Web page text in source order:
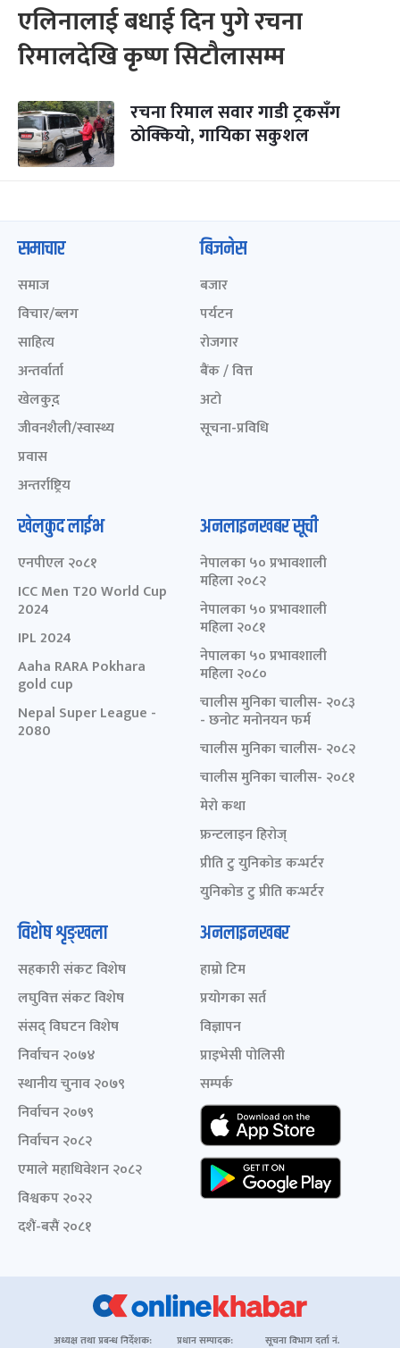
एलिनालाई बधाई दिन पुगे रचना
रिमालदेखि कृष्ण सिटौलासम्म
रचना रिमाल सवार गाडी ट्रकसँग
ठोक्कियो, गायिका सकुशल
समाचार
समाज
विचार/ब्लग
साहित्य
अन्तर्वार्ता
खेलकुद़़
जीवनशैली/स्वास्थ्य
प्रवास
अन्तर्राष्ट्रिय
बिजनेस
बजार
पर्यटन
रोजगार
बैंक / वित्त
अटो
सूचना-प्रविधि
खेलकुद लाईभ
एनपीएल २०८१
ICC Men T20 World Cup
2024
IPL 2024
Aaha RARA Pokhara
gold cup
Nepal Super League -
2080
अनलाइनखबर सूची
नेपालका ५० प्रभावशाली
महिला २०८२
नेपालका ५० प्रभावशाली
महिला २०८१
नेपालका ५० प्रभावशाली
महिला २०८०
चालीस मुनिका चालीस- २०८३
- छनोट मनोनयन फर्म
चालीस मुनिका चालीस- २०८२
चालीस मुनिका चालीस- २०८१
मेरो कथा
फ्रन्टलाइन हिरोज्
प्रीति टु युनिकोड कन्भर्टर
युनिकोड टु प्रीति कन्भर्टर
विशेष शृङ्खला
सहकारी संकट विशेष
लघुवित्त संकट विशेष
संसद् विघटन विशेष
निर्वाचन २०७४
स्थानीय चुनाव २०७९
निर्वाचन २०७९
निर्वाचन २०८२
एमाले महाधिवेशन २०८२
विश्वकप २०२२
दशैं-बसैं २०८१
अनलाइनखबर
हाम्रो टिम
प्रयोगका सर्त
विज्ञापन
प्राइभेसी पोलिसी
सम्पर्क
अध्यक्ष तथा प्रबन्ध निर्देशक: प्रधान सम्पादक: सूचना विभाग दर्ता नं.